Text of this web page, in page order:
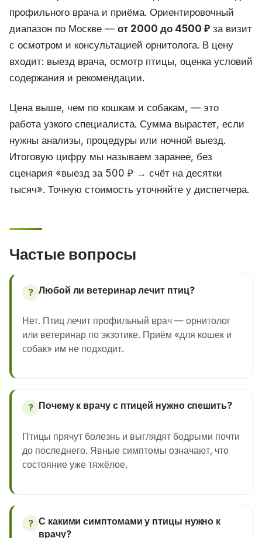
профильного врача и приёма. Ориентировочный
диапазон по Москве — от 2000 до 4500 ₽ за визит
с осмотром и консультацией орнитолога. В цену
входит: выезд врача, осмотр птицы, оценка условий
содержания и рекомендации.
Цена выше, чем по кошкам и собакам, — это
работа узкого специалиста. Сумма вырастет, если
нужны анализы, процедуры или ночной выезд.
Итоговую цифру мы называем заранее, без
сценария «выезд за 500 ₽ → счёт на десятки
тысяч». Точную стоимость уточняйте у диспетчера.
Частые вопросы
? Любой ли ветеринар лечит птиц?
Нет. Птиц лечит профильный врач — орнитолог
или ветеринар по экзотике. Приём «для кошек и
собак» им не подходит.
? Почему к врачу с птицей нужно спешить?
Птицы прячут болезнь и выглядят бодрыми почти
до последнего. Явные симптомы означают, что
состояние уже тяжёлое.
? С какими симптомами у птицы нужно к
врачу?